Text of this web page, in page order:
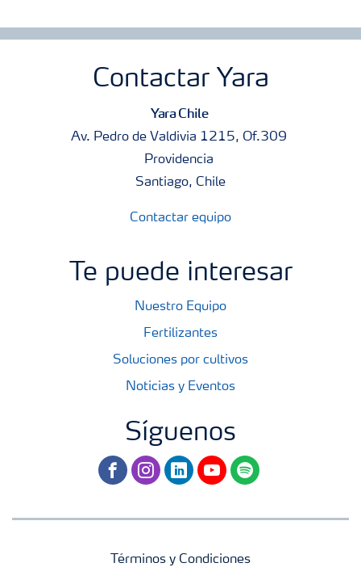
Contactar Yara
Yara Chile
Av. Pedro de Valdivia 1215, Of.309
Providencia
Santiago, Chile
Contactar equipo
Te puede interesar
Nuestro Equipo
Fertilizantes
Soluciones por cultivos
Noticias y Eventos
Síguenos
facebookinstagram
linkedinyoutubespotify
Términos y Condiciones